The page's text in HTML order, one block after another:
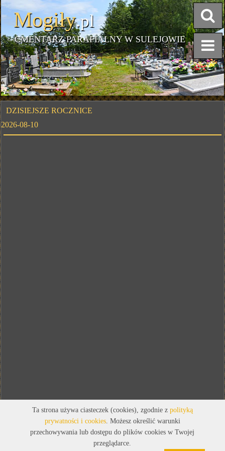
Mogiły.pl
CMENTARZ PARAFIALNY W SULEJOWIE
DZISIEJSZE ROCZNICE
2026-08-10
Ta strona używa ciasteczek (cookies), zgodnie z polityką
prywatności i cookies. Możesz określić warunki
przechowywania lub dostępu do plików cookies w Twojej
przeglądarce.